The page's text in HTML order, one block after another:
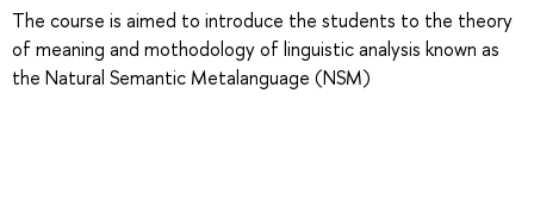
The course is aimed to introduce the students to the theory
of meaning and mothodology of linguistic analysis known as
the Natural Semantic Metalanguage (NSM)